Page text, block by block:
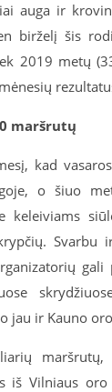
auga ir
birželį šis
2019 metų
maršrutų
kad
o šiuo
keleiviams
Svarbu
jau ir Kauno
maršrutų,
iš Vilniaus